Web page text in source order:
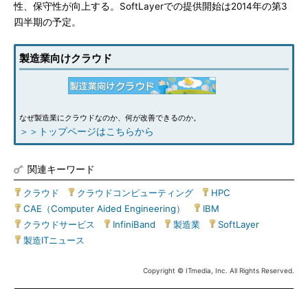
性、保守性が向上する。SoftLayerでの提供開始は2014年の第3
四半期の予定。
製造業向けクラウド
なぜ製造業にクラウドなのか、何が改善できるのか。
＞＞トップページはこちらから
関連キーワード
クラウド クラウドコンピューティング HPC
CAE（Computer Aided Engineering）
IBM
クラウドサービス
InfiniBand 製造業 SoftLayer
製造ITニュース
Copyright © ITmedia, Inc. All Rights Reserved.